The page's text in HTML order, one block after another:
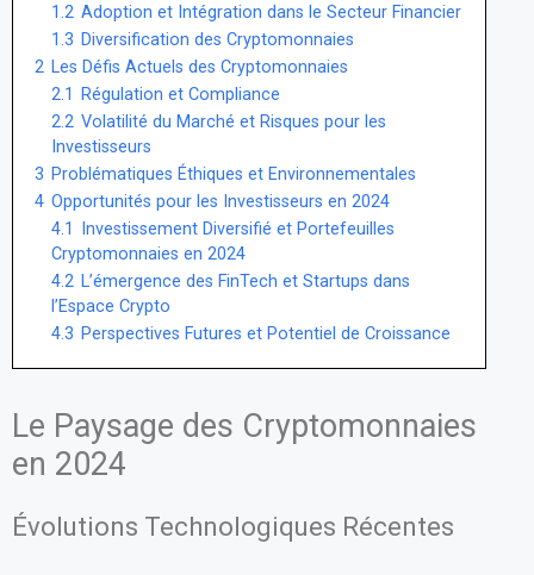
1.2 Adoption et Intégration dans le Secteur Financier
1.3 Diversification des Cryptomonnaies
2 Les Défis Actuels des Cryptomonnaies
2.1
Régulation et Compliance
2.2 Volatilité du Marché et Risques pour les
Investisseurs
3 Problématiques Éthiques et Environnementales
4 Opportunités pour les Investisseurs en 2024
4.1
Investissement Diversifié et Portefeuilles
Cryptomonnaies en 2024
4.2 L’émergence des FinTech et Startups dans
l’Espace Crypto
4.3 Perspectives Futures et Potentiel de Croissance
Le Paysage des Cryptomonnaies
en 2024
Évolutions Technologiques Récentes